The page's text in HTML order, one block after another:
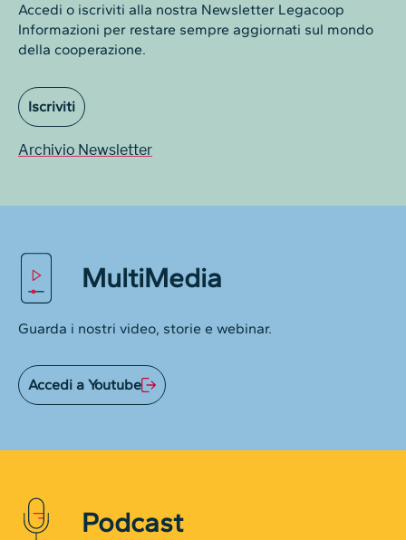
Accedi o iscriviti alla nostra Newsletter Legacoop
Informazioni per restare sempre aggiornati sul mondo
della cooperazione.
Iscriviti
Archivio Newsletter
MultiMedia
Guarda i nostri video, storie e webinar.
Accedi a Youtube
Podcast